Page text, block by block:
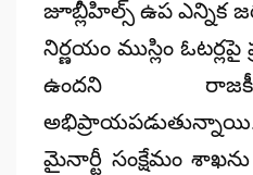
జూబ్లీహిల్స్ ఉప ఎన్నిక
నిర్ణయం ముస్లిం
ఉందని
మైనార్టీ సంక్షేమం శాఖను